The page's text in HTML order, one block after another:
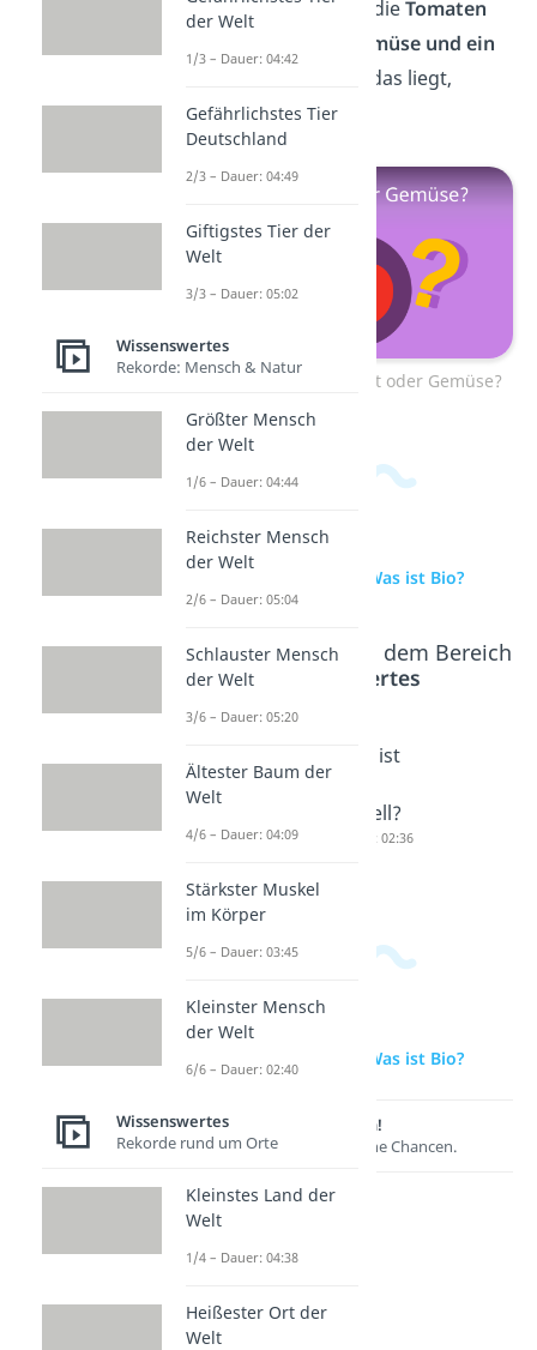
Supermarkts. Warum dieTomaten
Gemüse und ein
sind und woran das liegt,
zeigen wir dir hier
Zum Video: Tomate Obst oder Gemüse?
zur Videoseite: Was ist Bio?
Beliebte Inhalte aus dem Bereich
Wissenswertes
Liebe?
Dauer: 05:13
sind
me?
Was ist
Appell?
Dauer: 02:36
zur Videoseite: Was ist Bio?
Lernen lohnt sich!
Entdecke hier deine Chancen.
der Welt
1/3 – Dauer: 04:42
Gefährlichstes Tier
Deutschland
2/3 – Dauer: 04:49
Giftigstes Tier der
Welt
3/3 – Dauer: 05:02
Wissenswertes
Rekorde: Mensch & Natur
Größter Mensch
der Welt
1/6 – Dauer: 04:44
Reichster Mensch
der Welt
2/6 – Dauer: 05:04
Schlauster Mensch
der Welt
3/6 – Dauer: 05:20
Ältester Baum der
Welt
4/6 – Dauer: 04:09
Stärkster Muskel
im Körper
5/6 – Dauer: 03:45
Kleinster Mensch
der Welt
6/6 – Dauer: 02:40
Wissenswertes
Rekorde rund um Orte
Kleinstes Land der
Welt
1/4 – Dauer: 04:38
Heißester Ort der
Welt